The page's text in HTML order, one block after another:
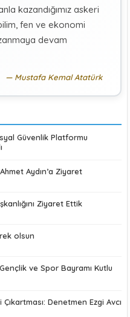
Bağlamında İkili Sosyal
kazandığımız askeri
fen ve ekonomi
devam
Mustafa Kemal Atatürk
Güvenlik Platformu
Aydın’a Ziyaret
Ziyaret Ettik
olsun
ve Spor Bayramı Kutlu
Denetmen Ezgi Avcı